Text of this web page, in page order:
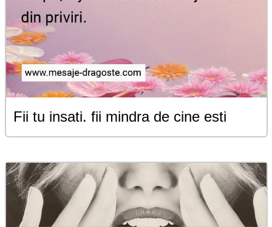
Fii tu insati. fii mindra de cine esti